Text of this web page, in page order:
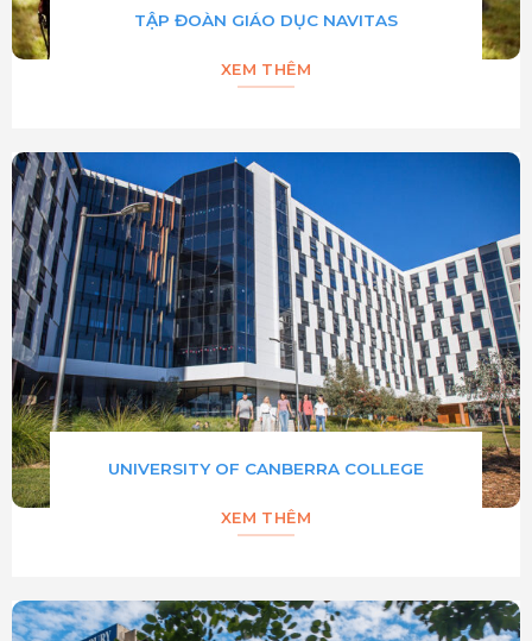
TẬP ĐOÀN GIÁO DỤC NAVITAS
XEM THÊM
UNIVERSITY OF CANBERRA COLLEGE
XEM THÊM